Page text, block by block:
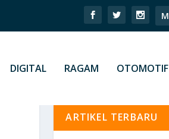
DIGITAL RAGAM OTOMOTIF
ARTIKEL TERBARU